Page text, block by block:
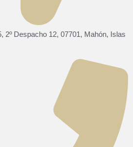
2º Despacho 12, 07701, Mahón, Islas